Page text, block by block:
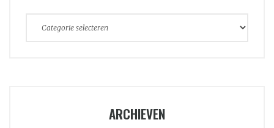
Categorieën
ARCHIEVEN